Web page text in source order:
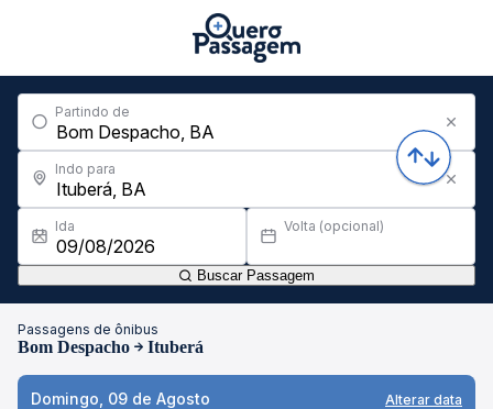
Partindo de
Indo para
Ida Volta (opcional)
Buscar Passagem
Passagens de ônibus
Bom Despacho Ituberá
Domingo, 09 de Agosto Alterar data